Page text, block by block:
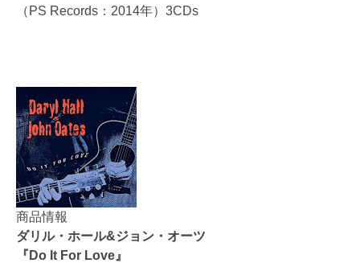
（PS Records：2014年）3CDs
商品情報
ダリル・ホール&ジョン・オーツ
『Do It For Love』